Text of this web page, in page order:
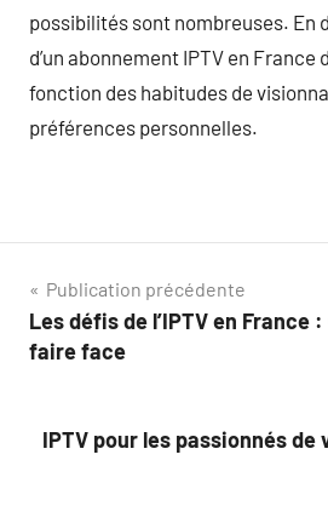
possibilités sont nombreuses. En
d’un abonnement IPTV en
fonction des habitudes de
préférences personnelles.
Navigation
de
Publication précédente
Les défis de l’IPTV en France
faire face
IPTV pour les passionnés de